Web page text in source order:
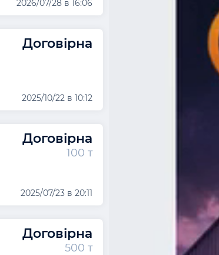
2026/07/28 в 16:06
Договірна
2025/10/22 в 10:12
Договірна
100 т
2025/07/23 в 20:11
Договірна
500 т